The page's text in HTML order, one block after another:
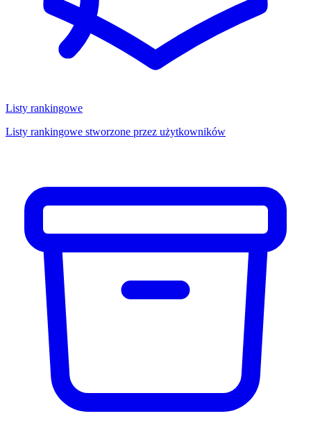
Listy rankingowe
Listy rankingowe stworzone przez użytkowników